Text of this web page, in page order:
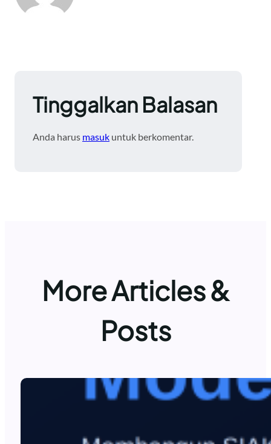
Tinggalkan Balasan
Anda harus masuk untuk berkomentar.
More Articles &
Posts